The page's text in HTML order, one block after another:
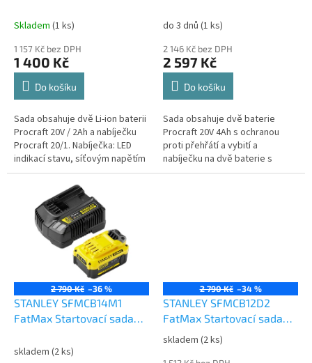
Skladem (1 ks)
1 157 Kč bez DPH
1 400 Kč
Do košíku
Sada obsahuje dvě Li-ion baterii
Procraft 20V / 2Ah a nabíječku
Procraft 20/1. Nabíječka: LED
indikací stavu, síťovým napětím
230 V / 50 Hz a 83cm přívodním
kabelem. Baterie:...
4/20-2
do 3 dnů (1 ks)
2 146 Kč bez DPH
2 597 Kč
Do košíku
Sada obsahuje dvě baterie
Procraft 20V 4Ah s ochranou
proti přehřátí a vybití a
nabíječku na dvě baterie s
nabíjením (4Ah za 2 hodiny).
2 790 Kč –36 %
STANLEY SFMCB14M1
FatMax Startovací sada
akumulátor 4,0Ah
skladem (2 ks)
2 790 Kč –34 %
STANLEY SFMCB12D2
FatMax Startovací sada
V20 nabíječka +
akumulátory 2x2,0Ah
Průměrné
skladem (2 ks)